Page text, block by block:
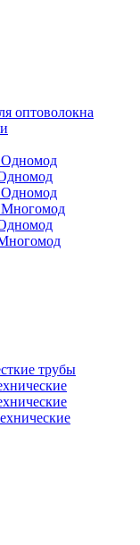
оптоволокна
Одномод
Одномод
Многомод
трубы